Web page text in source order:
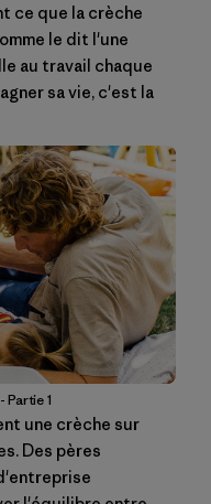
ce que la crèche
le dit l'une
au travail chaque
sa vie, c'est la
Partie 1
une crèche sur
Des pères